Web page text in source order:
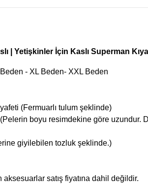
| Yetişkinler İçin Kaslı Superman
- XL Beden- XXL Beden
(Fermuarlı tulum şeklinde)
boyu resimdekine göre uzundur.
giyilebilen tozluk şeklinde.)
satış fiyatına dahil değildir.